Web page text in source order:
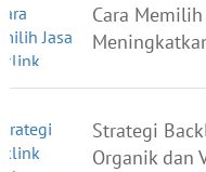
Cara
Strategi
Organik dan